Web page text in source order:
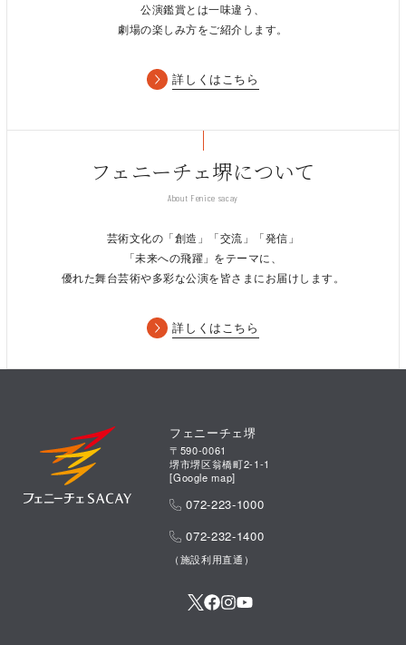
公演鑑賞とは一味違う、
劇場の楽しみ方をご紹介します。
詳しくはこちら
フェニーチェ堺について
About Fenice sacay
芸術文化の「創造」「交流」「発信」
「未来への飛躍」をテーマに、
優れた舞台芸術や多彩な公演を皆さまにお届けします。
詳しくはこちら
フェニーチェ堺
〒590-0061
堺市堺区翁橋町2-1-1
[Google map]
072-223-1000
072-232-1400
（施設利用直通）